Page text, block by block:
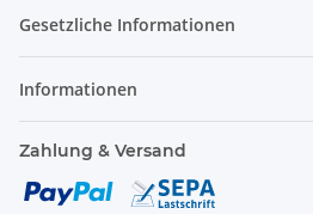
Gesetzliche Informationen
Informationen
Zahlung & Versand